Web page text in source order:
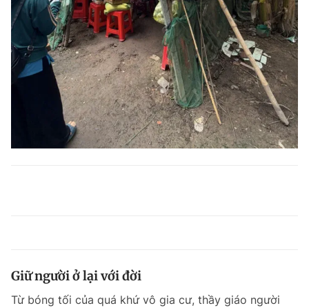
Giữ người ở lại với đời
Từ bóng tối của quá khứ vô gia cư, thầy giáo người